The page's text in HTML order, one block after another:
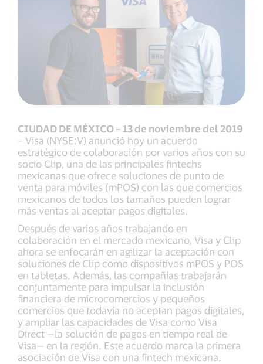
CIUDAD DE MÉXICO – 13 de noviembre del 2019
– Visa (NYSE:V) anunció hoy un acuerdo
estratégico de colaboración por varios años con su
socio Clip, una de las principales fintechs
mexicanas que ofrece soluciones de punto de
venta para móviles (mPOS) con las que comercios
mexicanos de todos los tamaños pueden lograr
más ventas al aceptar pagos digitales.
Después de varios años trabajando en
colaboración en el mercado mexicano, Visa y Clip
ahora se enfocarán en agilizar la aceptación con
soluciones de Clip como dispositivos mPOS y POS
en tabletas. Además, las compañías trabajarán
conjuntamente para impulsar la inclusión
financiera de microcomercios y pequeños
comercios que todavía no aceptan pagos digitales,
y ampliar las capacidades de Visa como Visa
Direct —la solución de pagos en tiempo real de
Visa— en la región. Este acuerdo marca la primera
asociación de Visa con una fintech mexicana.